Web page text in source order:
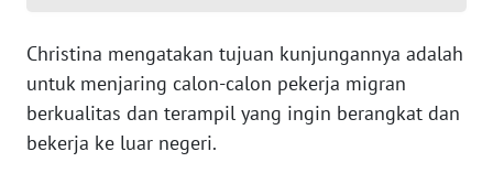
Christina mengatakan tujuan kunjungannya adalah
untuk menjaring calon-calon pekerja migran
berkualitas dan terampil yang ingin berangkat dan
bekerja ke luar negeri.
RIAU
WN
SERAMBI